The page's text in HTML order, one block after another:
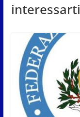
interessarti